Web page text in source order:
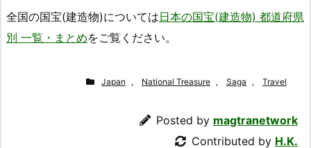
全国の国宝(建造物)については日本の国宝(建造物) 都道府県
別 一覧・まとめをご覧ください。
Japan , National Treasure , Saga , Travel
Posted by magtranetwork
Contributed by H.K.